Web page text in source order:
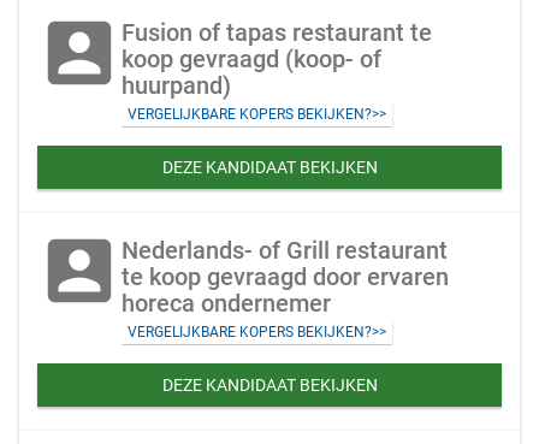
account_box Fusion of tapas restaurant te
koop gevraagd (koop- of
huurpand)
VERGELIJKBARE KOPERS BEKIJKEN?>>
DEZE KANDIDAAT BEKIJKEN
account_box Nederlands- of Grill restaurant
te koop gevraagd door ervaren
horeca ondernemer
VERGELIJKBARE KOPERS BEKIJKEN?>>
DEZE KANDIDAAT BEKIJKEN